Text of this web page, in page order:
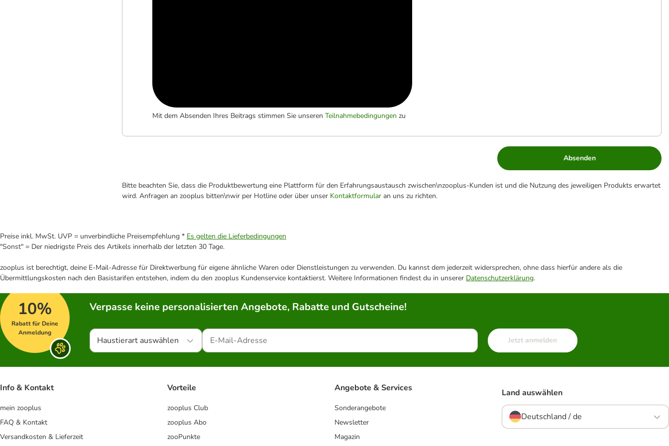
Mit dem Absenden Ihres Beitrags stimmen Sie unseren Teilnahmebedingungen zu
Absenden
Bitte beachten Sie, dass die Produktbewertung eine Plattform für den Erfahrungsaustausch zwischen\nzooplus-Kunden ist und die Nutzung des jeweiligen Produkts erwartet
wird. Anfragen an zooplus bitten\nwir per Hotline oder über unser Kontaktformular an uns zu richten.
Preise inkl. MwSt. UVP = unverbindliche Preisempfehlung * Es gelten die Lieferbedingungen
"Sonst" = Der niedrigste Preis des Artikels innerhalb der letzten 30 Tage.
zooplus ist berechtigt, deine E-Mail-Adresse für Direktwerbung für eigene ähnliche Waren oder Dienstleistungen zu verwenden. Du kannst dem jederzeit widersprechen, ohne dass hierfür andere als die
Übermittlungskosten nach den Basistarifen entstehen, indem du den zooplus Kundenservice kontaktierst. Weitere Informationen findest du in unserer Datenschutzerklärung.
10%
Rabatt für Deine
Anmeldung
Verpasse keine personalisierten Angebote, Rabatte und Gutscheine!
Haustierart auswählen Jetzt anmelden
Info & Kontakt
mein zooplus
FAQ & Kontakt
Versandkosten & Lieferzeit
Vorteile
zooplus Club
zooplus Abo
zooPunkte
Angebote & Services
Sonderangebote
Newsletter
Magazin
Land auswählen
Deutschland / de